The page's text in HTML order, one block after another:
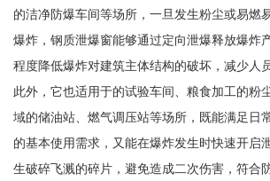
的洁净防爆车间等场所，一旦发生粉尘或易燃
爆炸，钢质泄爆窗能够通过定向泄爆释放爆炸
程度降低爆炸对建筑主体结构的破坏，减少人
此外，它也适用于的试验车间、粮食加工的粉
域的储油站、燃气调压站等场所，既能满足日
的基本使用需求，又能在爆炸发生时快速开启
生破碎飞溅的碎片，避免造成二次伤害，符合